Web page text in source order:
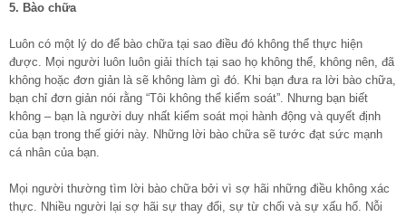
5. Bào chữa
Luôn có một lý do để bào chữa tại sao điều đó không thể thực hiện
được. Mọi người luôn luôn giải thích tại sao họ không thể, không nên, đã
không hoặc đơn giản là sẽ không làm gì đó. Khi bạn đưa ra lời bào chữa,
bạn chỉ đơn giản nói rằng “Tôi không thể kiểm soát”. Nhưng bạn biết
không – bạn là người duy nhất kiểm soát mọi hành động và quyết định
của bạn trong thế giới này. Những lời bào chữa sẽ tước đạt sức mạnh
cá nhân của bạn.
Mọi người thường tìm lời bào chữa bởi vì sợ hãi những điều không xác
thực. Nhiều người lại sợ hãi sự thay đổi, sự từ chối và sự xấu hổ. Nỗi